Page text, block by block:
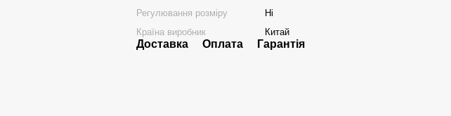
Регулювання розміру
Ні
Країна виробник
Китай
Доставка Оплата Гарантія